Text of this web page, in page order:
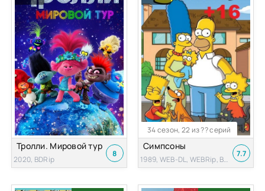
Тролли. Мировой тур
2020, BDRip
8
34 сезон, 22 из ?? серий
Симпсоны
1989, WEB-DL, WEBRip, BDRip, DVDRip, HDTVRip
7.7